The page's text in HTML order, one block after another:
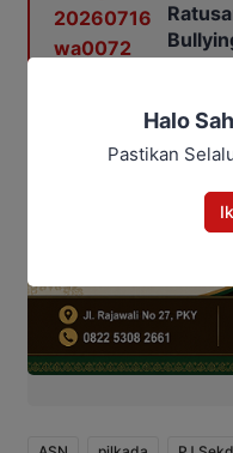
Halo
Pastikan